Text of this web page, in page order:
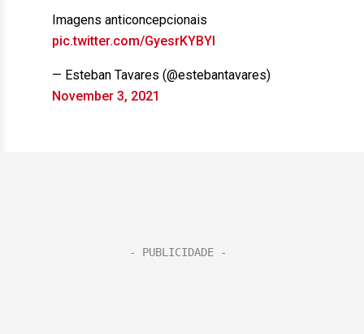
Imagens anticoncepcionais
pic.twitter.com/GyesrKYBYI
— Esteban Tavares (@estebantavares)
November 3, 2021